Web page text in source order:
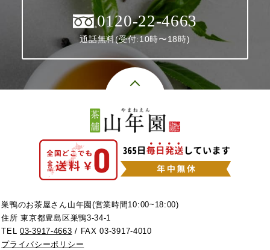
0120-22-4663
通話無料(受付:10時〜18時)
巣鴨のお茶屋さん山年園(営業時間10:00~18:00)
住所 東京都豊島区巣鴨3-34-1
TEL03-3917-4663 / FAX 03-3917-4010
プライバシーポリシー